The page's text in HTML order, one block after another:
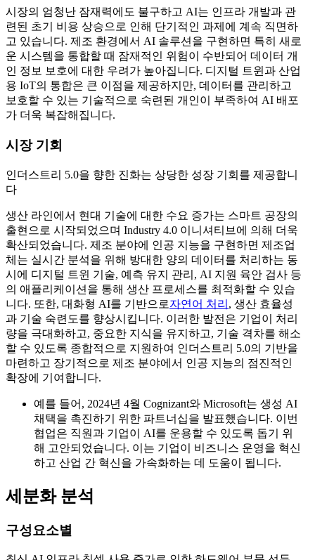
시장의 엄청난 잠재력에도 불구하고 AI는 인프라 개발과 관
련된 초기 비용 상승으로 인해 단기적인 과제에 계속 직면하
고 있습니다. 제조 환경에서 AI 솔루션을 구현하면 특히 새로
운 시스템을 통합할 때 잠재적인 위험이 수반되어 데이터 개
인 정보 보호에 대한 우려가 높아집니다. 디지털 트윈과 산업
용 IoT의 통합은 큰 이점을 제공하지만, 데이터를 관리하고
보호할 수 있는 기술적으로 숙련된 개인이 부족하여 AI 배포
가 더욱 복잡해집니다.
시장 기회
인더스트리 5.0을 향한 진화는 상당한 성장 기회를 제공합니
다
생산 라인에서 현대 기술에 대한 수요 증가는 스마트 공장의
출현으로 시작되었으며 Industry 4.0 이니셔티브에 의해 더욱
확산되었습니다. 제조 분야에 인공 지능을 구현하면 제조업
체는 실시간 분석을 위해 방대한 양의 데이터를 처리하는 동
시에 디지털 트윈 기술, 예측 유지 관리, AI 지원 육안 검사 등
의 애플리케이션을 통해 생산 프로세스를 최적화할 수 있습
니다. 또한, 대화형 AI를 기반으로자연어 처리 , 생산 효율성
과 기술 숙련도를 향상시킵니다. 이러한 발전은 기업이 처리
량을 극대화하고, 중요한 지식을 유지하고, 기술 격차를 해소
할 수 있도록 종합적으로 지원하여 인더스트리 5.0의 기반을
마련하고 장기적으로 제조 분야에서 인공 지능의 점진적인
확장에 기여합니다.
예를 들어, 2024년 4월 Cognizant와 Microsoft는 생성 AI
채택을 촉진하기 위한 파트너십을 발표했습니다. 이번
협업은 직원과 기업이 AI를 운용할 수 있도록 돕기 위
해 고안되었습니다. 이는 기업이 비즈니스 운영을 혁신
하고 산업 간 혁신을 가속화하는 데 도움이 됩니다.
세분화 분석
구성요소별